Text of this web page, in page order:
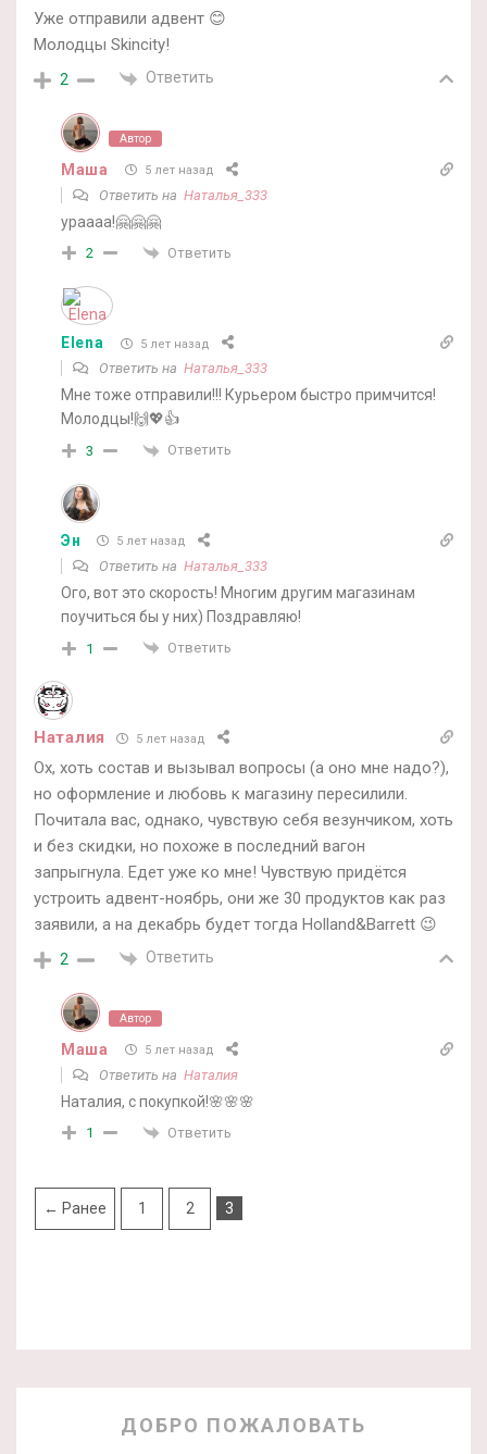
Уже отправили адвент 😊
Молодцы Skincity!
2 Ответить
Автор
Маша 5 лет назад
Ответить на Наталья_333
ураааа!🤗🤗🤗
2 Ответить
Elena 5 лет назад
Ответить на Наталья_333
Мне тоже отправили!!! Курьером быстро примчится!
Молодцы!🙌💖👍
3 Ответить
Эн 5 лет назад
Ответить на Наталья_333
Ого, вот это скорость! Многим другим магазинам
поучиться бы у них) Поздравляю!
1 Ответить
Наталия 5 лет назад
Ох, хоть состав и вызывал вопросы (а оно мне надо?),
но оформление и любовь к магазину пересилили.
Почитала вас, однако, чувствую себя везунчиком, хоть
и без скидки, но похоже в последний вагон
запрыгнула. Едет уже ко мне! Чувствую придётся
устроить адвент-ноябрь, они же 30 продуктов как раз
заявили, а на декабрь будет тогда Holland&Barrett 😉
2 Ответить
Автор
Маша 5 лет назад
Ответить на Наталия
Наталия, с покупкой!🌸🌸🌸
1 Ответить
← Ранее 1 2 3
ДОБРО ПОЖАЛОВАТЬ